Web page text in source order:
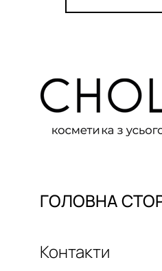
ГОЛОВНА
Контакти